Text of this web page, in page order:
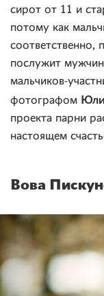
сирот от 11 и
потому как
послужит
мальчиков-
фотографом
проекта парни
настоящем
Вова